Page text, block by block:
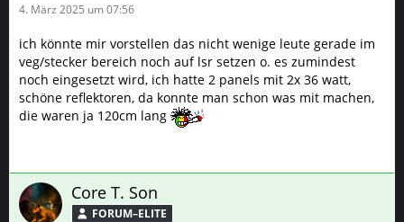
4. März 2025 um 07:56
ich könnte mir vorstellen das nicht wenige leute gerade im
veg/stecker bereich noch auf lsr setzen o. es zumindest
noch eingesetzt wird, ich hatte 2 panels mit 2x 36 watt,
schöne reflektoren, da konnte man schon was mit machen,
die waren ja 120cm lang
Core T. Son
FORUM–ELITE